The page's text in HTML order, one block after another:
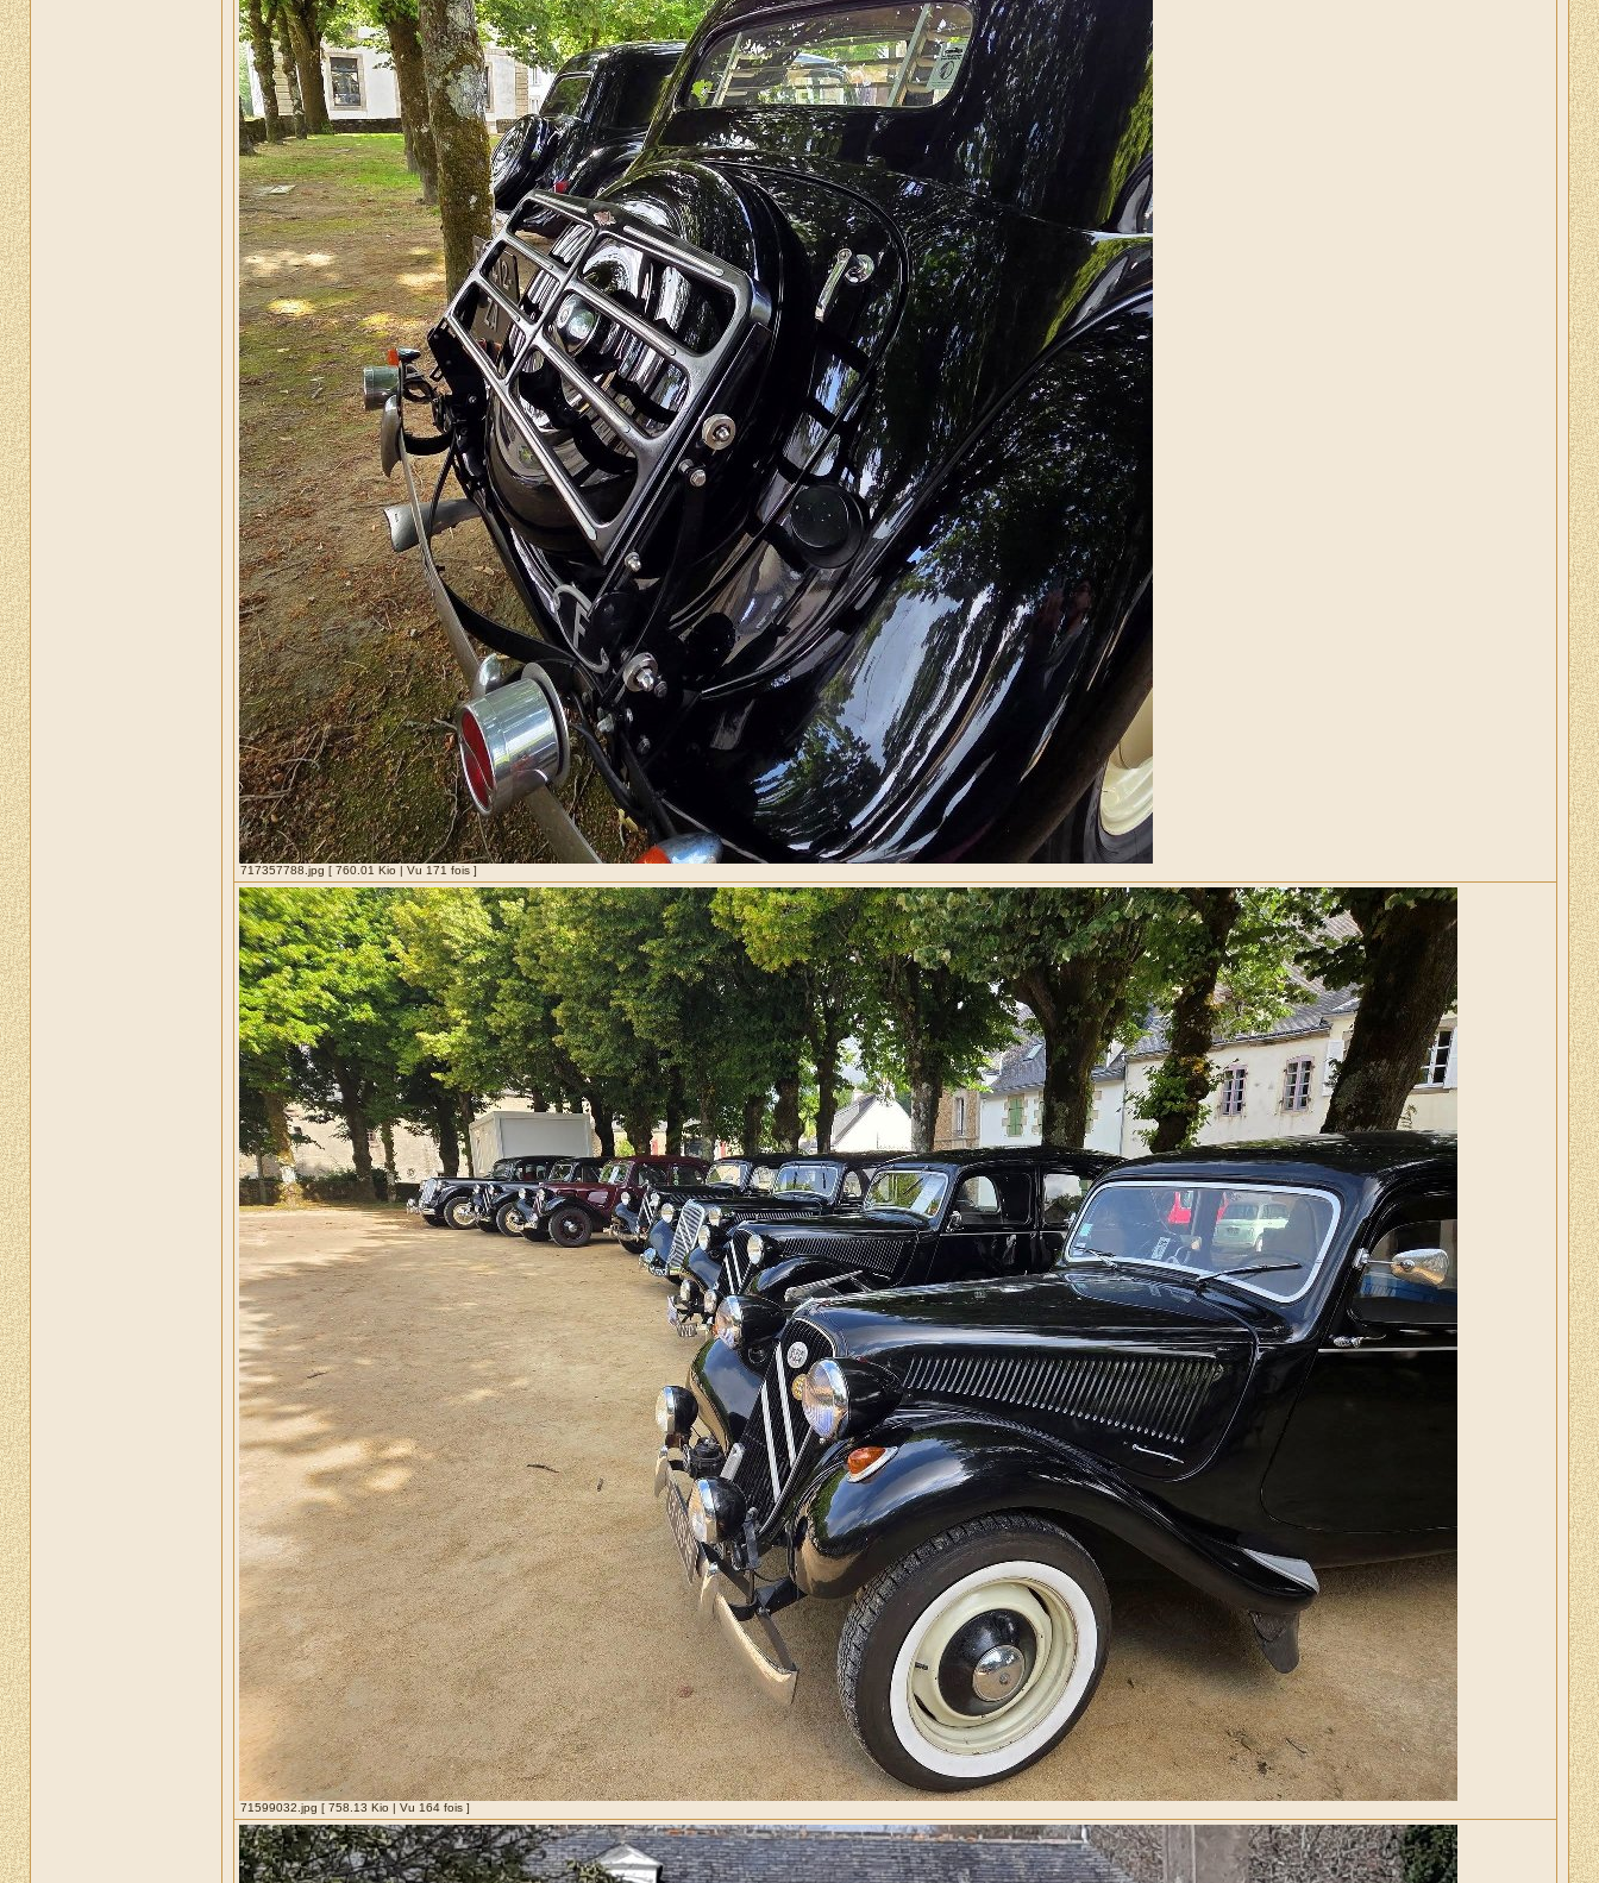
717357788.jpg [ 760.01 Kio | Vu 171 fois ]
71599032.jpg [ 758.13 Kio | Vu 164 fois ]